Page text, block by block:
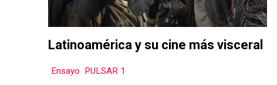
Latinoamérica y su cine más visceral
Ensayo PULSAR 1